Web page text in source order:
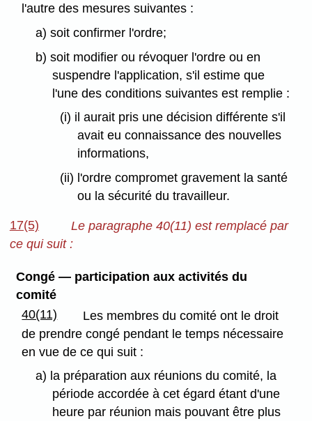
l'autre des mesures suivantes :
a) soit confirmer l'ordre;
b) soit modifier ou révoquer l'ordre ou en
suspendre l'application, s'il estime que
l'une des conditions suivantes est remplie :
(i) il aurait pris une décision différente s'il
avait eu connaissance des nouvelles
informations,
(ii) l'ordre compromet gravement la santé
ou la sécurité du travailleur.
17(5)
Le paragraphe 40(11) est remplacé par
ce qui suit :
Congé — participation aux activités du
comité
40(11)
Les membres du comité ont le droit
de prendre congé pendant le temps nécessaire
en vue de ce qui suit :
a) la préparation aux réunions du comité, la
période accordée à cet égard étant d'une
heure par réunion mais pouvant être plus